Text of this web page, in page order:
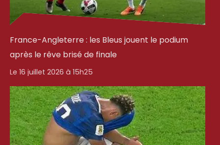
France-Angleterre : les Bleus jouent le podium
après le rêve brisé de finale
Le 16 juillet 2026 à 15h25